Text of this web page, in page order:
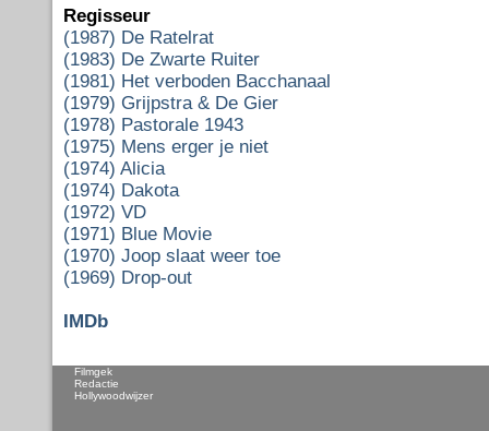
Regisseur
(1987) De Ratelrat
(1983) De Zwarte Ruiter
(1981) Het verboden Bacchanaal
(1979) Grijpstra & De Gier
(1978) Pastorale 1943
(1975) Mens erger je niet
(1974) Alicia
(1974) Dakota
(1972) VD
(1971) Blue Movie
(1970) Joop slaat weer toe
(1969) Drop-out
IMDb
Filmgek
Redactie
Hollywoodwijzer